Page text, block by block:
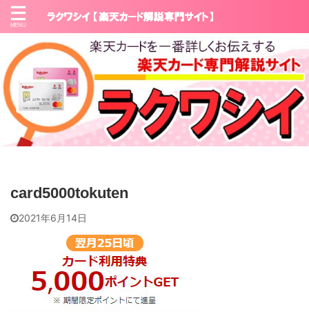
card5000tokuten
2021年6月14日